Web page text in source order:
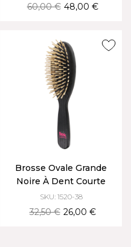
60,00 € 48,00 €
Brosse Ovale Grande
Noire À Dent Courte
SKU: 1520-38
32,50 € 26,00 €